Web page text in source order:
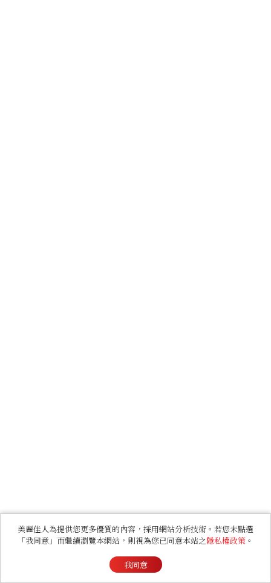
美麗佳人為提供您更多優質的內容，採用網站分析技術。若您未點選
「我同意」而繼續瀏覽本網站，則視為您已同意本站之隱私權政策 。
我同意